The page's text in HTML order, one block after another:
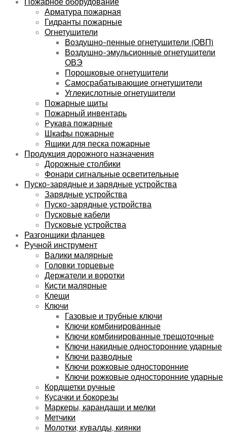
Арматура пожарная
Гидранты пожарные
Огнетушители
Воздушно-пенные огнетушители (ОВП)
Воздушно-эмульсионные огнетушители
ОВЭ
Порошковые огнетушители
Самосрабатывающие огнетушители
Углекислотные огнетушители
Пожарные щиты
Пожарный инвентарь
Рукава пожарные
Шкафы пожарные
Ящики для песка пожарные
Продукция дорожного назначения
Дорожные столбики
Фонари сигнальные осветительные
Пуско-зарядные и зарядные устройства
Зарядные устройства
Пуско-зарядные устройства
Пусковые кабели
Пусковые устройства
Разгонщики фланцев
Ручной инструмент
Валики малярные
Головки торцевые
Держатели и воротки
Кисти малярные
Клещи
Ключи
Газовые и трубные ключи
Ключи комбинированные
Ключи комбинированные трещоточные
Ключи накидные односторонние ударные
Ключи разводные
Ключи рожковые односторонние
Ключи рожковые односторонние ударные
Кордщетки ручные
Кусачки и бокорезы
Маркеры, карандаши и мелки
Метчики
Молотки, кувалды, киянки